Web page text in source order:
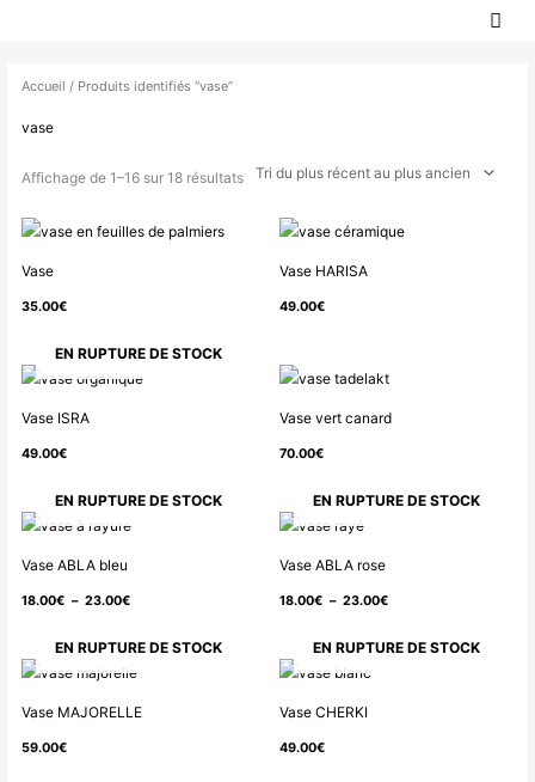
Accueil / Produits identifiés “vase”
vase
Affichage de 1–16 sur 18 résultats au
ancien
Vase
35.00€
Vase HARISA
49.00€
EN RUPTURE DE STOCK
Vase ISRA
49.00€
Vase vert canard
70.00€
EN RUPTURE DE STOCK
Vase ABLA bleu
18.00€ – 23.00€
Plage
18.00€
à
EN RUPTURE DE STOCK
Vase ABLA rose
18.00€ – 23.00€
18.00€
à
EN RUPTURE DE STOCK
Vase MAJORELLE
59.00€
EN RUPTURE DE STOCK
Vase CHERKI
49.00€